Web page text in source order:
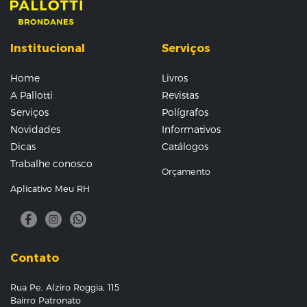
Institucional
Home
A Pallotti
Serviços
Novidades
Dicas
Trabalhe conosco
Aplicativo Meu RH
Serviços
Livros
Revistas
Polígrafos
Informativos
Catálogos
Orçamento
Contato
Rua Pe. Alziro Roggia, 115
Bairro Patronato